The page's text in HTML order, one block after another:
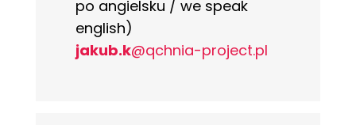
po angielsku / we speak
english)
jakub.k@qchnia-project.pl